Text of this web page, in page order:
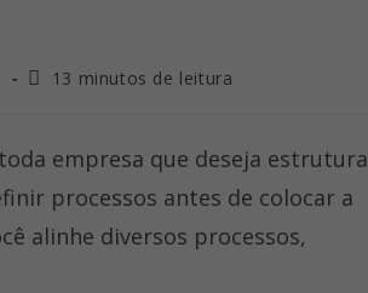
Tempo
13 minutos de leitura
empresa que deseja
processos antes de colocar a
alinhe diversos processos,